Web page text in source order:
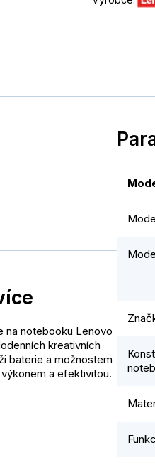
na notebooku Lenovo
kreativních
baterie a možnostem
a efektivitou.